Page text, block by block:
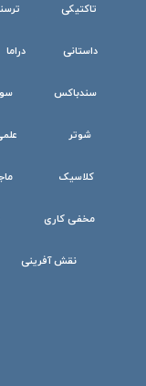
تاکتیکی
داستانی دراما
سندباکس
شوتر
کلاسیک
مخفی کاری
نقش آفرینی